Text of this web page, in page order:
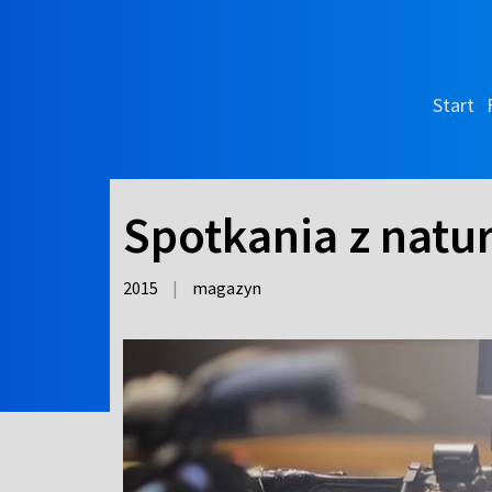
Start
Spotkania z
2015 | magazyn